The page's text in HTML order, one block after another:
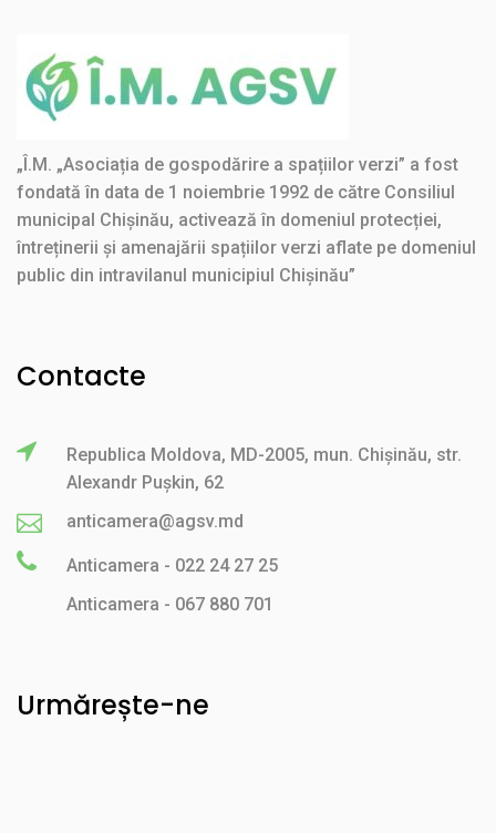
„Î.M. „Asociația de gospodărire a spațiilor verzi” a fost
fondată în data de 1 noiembrie 1992 de către Consiliul
municipal Chișinău, activează în domeniul protecției,
întreținerii și amenajării spațiilor verzi aflate pe domeniul
public din intravilanul municipiul Chișinău”
Contacte
Republica Moldova, MD-2005, mun. Chișinău, str.
Alexandr Pușkin, 62
anticamera@agsv.md
Anticamera - 022 24 27 25
Anticamera - 067 880 701
Urmărește-ne